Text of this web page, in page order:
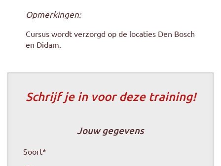
Opmerkingen:
Cursus wordt verzorgd op de locaties Den Bosch
en Didam.
Schrijf je in voor deze training!
Jouw gegevens
Soort*